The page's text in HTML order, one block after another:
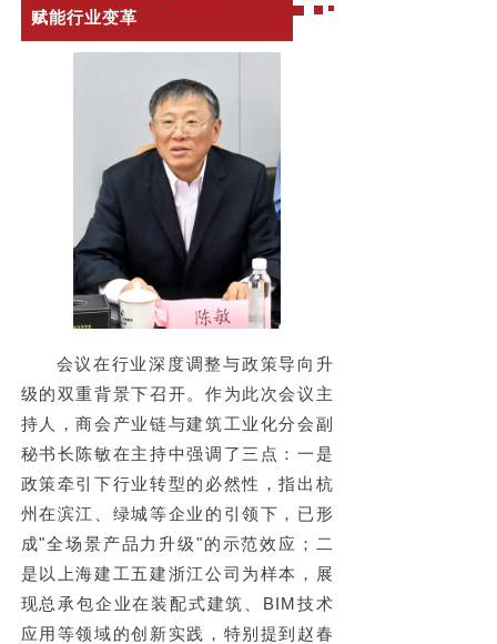
赋能行业变革
会议在行业深度调整与政策导向升
级的双重背景下召开。作为此次会议主
持人，商会 产业链与建筑工业化分会副
秘书长陈敏在主持中强调了三点：一是
政策牵引下行业转型的必然性，指出杭
州在滨江、绿城等企业的引领下，已形
成"全场景产品力升级"的示范效应；二
是以上海建工五建浙江公司为样本，展
现总承包企业在装配式建筑、BIM技术
应用等领域的创新实践，特别提到赵春